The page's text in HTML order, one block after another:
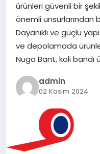
SAĞLIK
SIYASET
SPOR
TEKNOLOJI
ürünleri güvenli bir
önemli unsurlarından
Dayanıklı ve güçlü
ve depolamada
Nuga Bant, koli
admin
02 Kasım 2024